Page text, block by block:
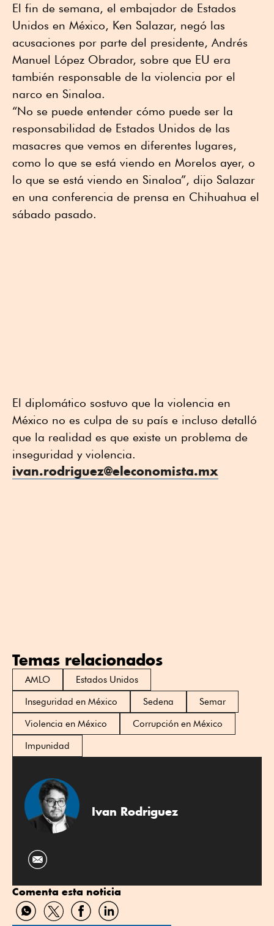
El fin de semana, el embajador de Estados
Unidos en México, Ken Salazar, negó las
acusaciones por parte del presidente, Andrés
Manuel López Obrador, sobre que EU era
también responsable de la violencia por el
narco en Sinaloa.
“No se puede entender cómo puede ser la
responsabilidad de Estados Unidos de las
masacres que vemos en diferentes lugares,
como lo que se está viendo en Morelos ayer, o
lo que se está viendo en Sinaloa”, dijo Salazar
en una conferencia de prensa en Chihuahua el
sábado pasado.
El diplomático sostuvo que la violencia en
México no es culpa de su país e incluso detalló
que la realidad es que existe un problema de
inseguridad y violencia.
ivan.rodriguez@eleconomista.mx
Temas relacionados
AMLO
Estados Unidos
Inseguridad en México
Sedena
Semar
Violencia en México
Corrupción en México
Impunidad
Ivan Rodriguez
Comenta esta noticia
CompartirCompartirCompartirCompartir